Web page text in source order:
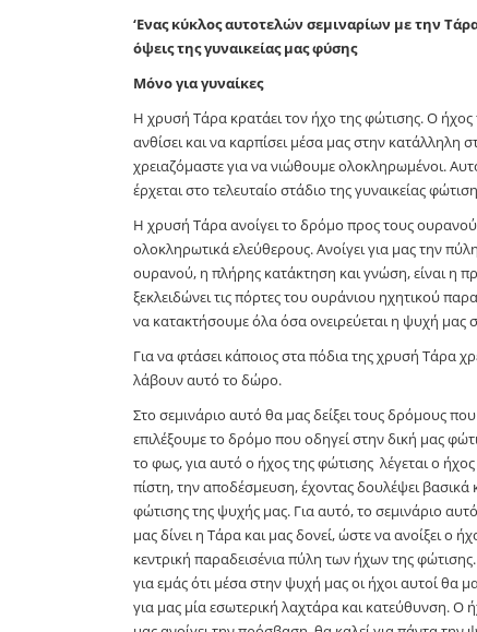
‘Eνας κύκλος αυτοτελών σεμιναρίων με την
όψεις της γυναικείας μας φύσης
Μόνο για γυναίκες
Η χρυσή Τάρα κρατάει τον ήχο της φώτισης. Ο
ανθίσει και να καρπίσει μέσα μας στην κατάλληλη
χρειαζόμαστε για να νιώθουμε ολοκληρωμένοι.
έρχεται στο τελευταίο στάδιο της γυναικείας
Η χρυσή Τάρα ανοίγει το δρόμο προς τους
ολοκληρωτικά ελεύθερους. Ανοίγει για μας την
ουρανού, η πλήρης κατάκτηση και γνώση, είναι η
ξεκλειδώνει τις πόρτες του ουράνιου ηχητικού
να κατακτήσουμε όλα όσα ονειρεύεται η ψυχή μας
Για να φτάσει κάποιος στα πόδια της χρυσή Τάρα
λάβουν αυτό το δώρο.
Στο σεμινάριο αυτό θα μας δείξει τους δρόμους
επιλέξουμε το δρόμο που οδηγεί στην δική μας
το φως, για αυτό ο ήχος της φώτισης λέγεται ο
πίστη, την αποδέσμευση, έχοντας δουλέψει βασικά
φώτισης της ψυχής μας. Για αυτό, το σεμινάριο
μας δίνει η Τάρα και μας δονεί, ώστε να ανοίξει
κεντρική παραδεισένια πύλη των ήχων της
για εμάς ότι μέσα στην ψυχή μας οι ήχοι αυτοί θα
για μας μία εσωτερική λαχτάρα και κατεύθυνση. Ο